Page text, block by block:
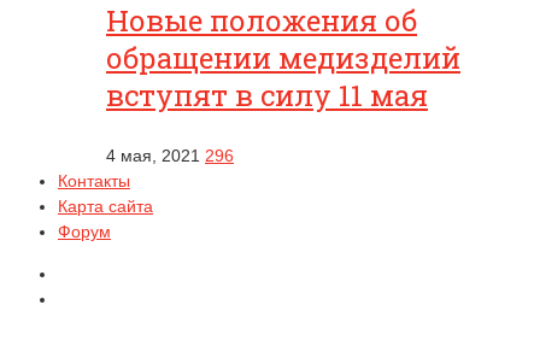
Новые положения об
обращении медизделий
вступят в силу 11 мая
4 мая, 2021 296
Контакты
Карта сайта
Форум